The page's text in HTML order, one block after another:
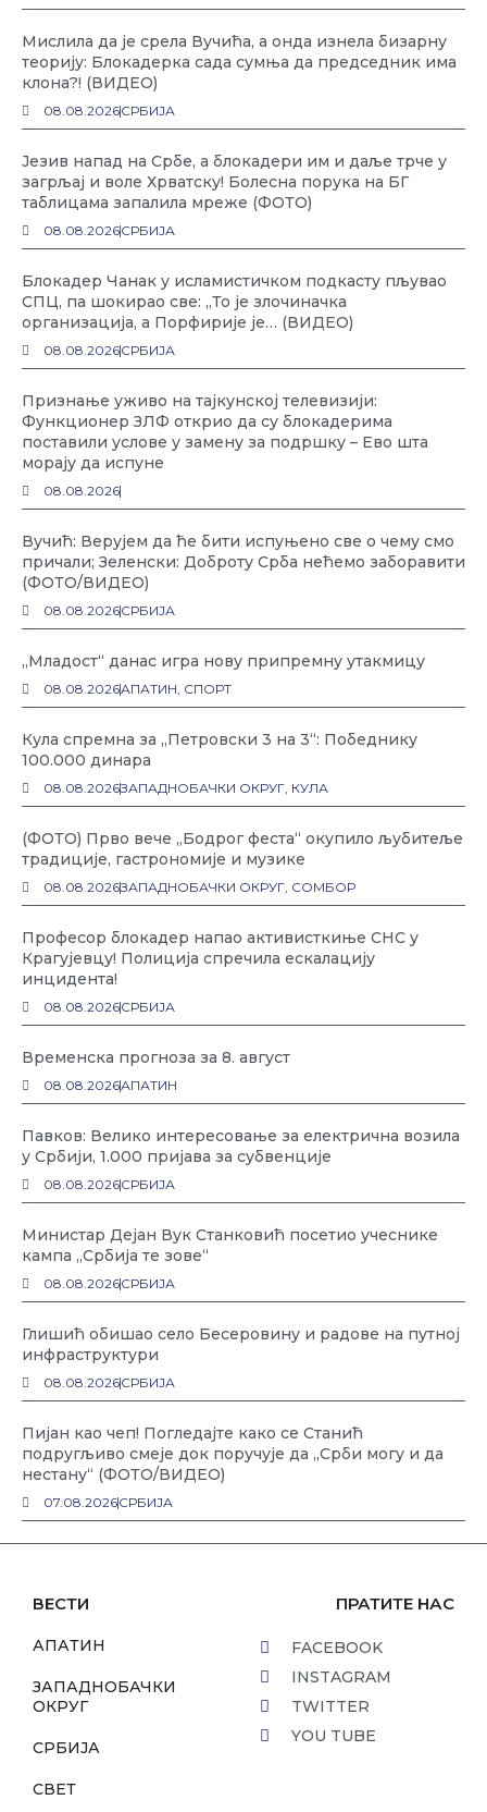
Мислила да је срела Вучића, а онда изнела бизарну
теорију: Блокадерка сада сумња да председник има
клона?! (ВИДЕО)
08.08.2026СРБИЈА
Језив напад на Србе, а блокадери им и даље трче у
загрљај и воле Хрватску! Болесна порука на БГ
таблицама запалила мреже (ФОТО)
08.08.2026СРБИЈА
Блокадер Чанак у исламистичком подкасту пљувао
СПЦ, па шокирао све: „То је злочиначка
организација, а Порфирије је… (ВИДЕО)
08.08.2026СРБИЈА
Признање уживо на тајкунској телевизији:
Функционер ЗЛФ открио да су блокадерима
поставили услове у замену за подршку – Ево шта
морају да испуне
08.08.2026
Вучић: Верујем да ће бити испуњено све о чему смо
причали; Зеленски: Доброту Срба нећемо заборавити
(ФОТО/ВИДЕО)
08.08.2026СРБИЈА
„Младост“ данас игра нову припремну утакмицу
08.08.2026АПАТИН, СПОРТ
Кула спремна за „Петровски 3 на 3“: Победнику
100.000 динара
08.08.2026ЗАПАДНОБАЧКИ ОКРУГ, КУЛА
(ФОТО) Прво вече „Бодрог феста“ окупило љубитеље
традиције, гастрономије и музике
08.08.2026ЗАПАДНОБАЧКИ ОКРУГ, СОМБОР
Професор блокадер напао активисткиње СНС у
Крагујевцу! Полиција спречила ескалацију
инцидента!
08.08.2026СРБИЈА
Временска прогноза за 8. август
08.08.2026АПАТИН
Павков: Велико интересовање за електрична возила
у Србији, 1.000 пријава за субвенције
08.08.2026СРБИЈА
Министар Дејан Вук Станковић посетио учеснике
кампа „Србија те зове“
08.08.2026СРБИЈА
Глишић обишао село Бесеровину и радове на путној
инфраструктури
08.08.2026СРБИЈА
Пијан као чеп! Погледајте како се Станић
подругљиво смеје док поручује да „Срби могу и да
нестану“ (ФОТО/ВИДЕО)
07.08.2026СРБИЈА
ВЕСТИ
АПАТИН
ЗАПАДНОБАЧКИ
ОКРУГ
СРБИЈА
СВЕТ
ПРАТИТЕ НАС
FACEBOOK
INSTAGRAM
TWITTER
YOU TUBE